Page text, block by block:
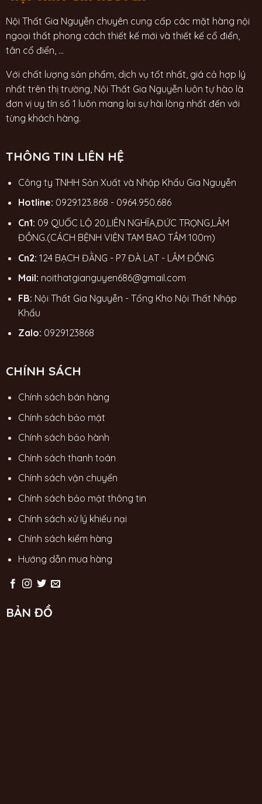
Nội Thất Gia Nguyễn chuyên cung cấp các mặt hàng nội
ngoại thất phong cách thiết kế mới và thiết kế cổ điển,
tân cổ điển, ...
Với chất lượng sản phẩm, dịch vụ tốt nhất, giá cả hợp lý
nhất trên thị trường, Nội Thất Gia Nguyễn luôn tự hào là
đơn vị uy tín số 1 luôn mang lại sự hài lòng nhất đến với
từng khách hàng.
THÔNG TIN LIÊN HỆ
Công ty TNHH Sản Xuất và Nhập Khẩu Gia Nguyễn
Hotline: 0929.123.868 - 0964.950.686
Cn1: 09 QUỐC LỘ 20,LIÊN NGHĨA,ĐỨC TRỌNG,LÂM
ĐỒNG.(CÁCH BỆNH VIỆN TAM BAO TẦM 100m)
Cn2: 124 BẠCH ĐẰNG - P7 ĐÀ LẠT - LÂM ĐỒNG
Mail: noithatgianguyen686@gmail.com
FB: Nội Thất Gia Nguyễn - Tổng Kho Nội Thất Nhập
Khẩu
Zalo: 0929123868
CHÍNH SÁCH
Chính sách bán hàng
Chính sách bảo mật
Chính sách bảo hành
Chính sách thanh toán
Chính sách vận chuyển
Chính sách bảo mật thông tin
Chính sách xử lý khiếu nại
Chính sách kiểm hàng
Hướng dẫn mua hàng
BẢN ĐỒ